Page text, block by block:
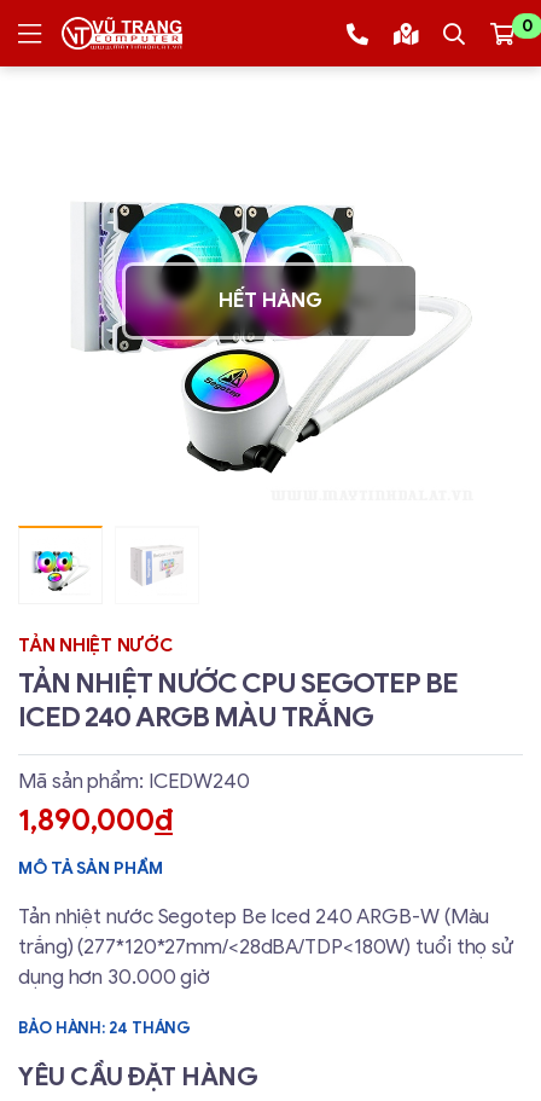
0
HẾT HÀNG
TẢN NHIỆT NƯỚC
TẢN NHIỆT NƯỚC CPU SEGOTEP BE
ICED 240 ARGB MÀU TRẮNG
Mã sản phẩm: ICEDW240
1,890,000đ
MÔ TẢ SẢN PHẨM
Tản nhiệt nước Segotep Be Iced 240 ARGB-W (Màu
trắng) (277*120*27mm/<28dBA/TDP<180W) tuổi thọ sử
dụng hơn 30.000 giờ
BẢO HÀNH: 24 THÁNG
YÊU CẦU ĐẶT HÀNG